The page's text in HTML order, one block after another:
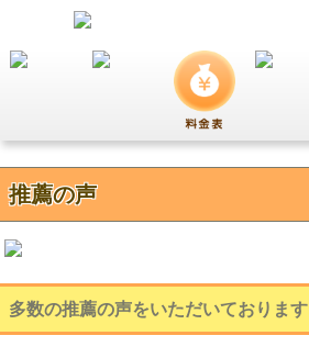
推薦の声
多数の推薦の声をいただいております